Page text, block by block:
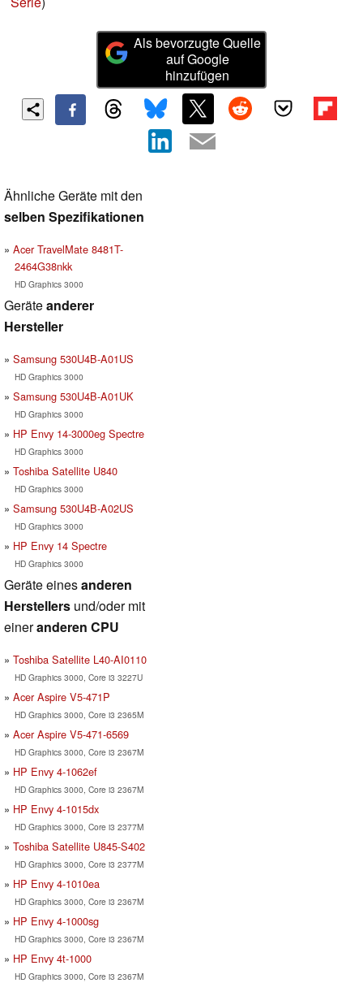
Als bevorzugte Quelle
auf Google
hinzufügen
Ähnliche Geräte mit den
selben Spezifikationen
Acer TravelMate 8481T-
2464G38nkk
HD Graphics 3000
Geräteanderer
Hersteller
Samsung 530U4B-A01US
HD Graphics 3000
Samsung 530U4B-A01UK
HD Graphics 3000
HP Envy 14-3000eg Spectre
HD Graphics 3000
Toshiba Satellite U840
HD Graphics 3000
Samsung 530U4B-A02US
HD Graphics 3000
HP Envy 14 Spectre
HD Graphics 3000
Geräte einesanderen
Herstellers und/oder mit
eineranderen CPU
Toshiba Satellite L40-AI0110
HD Graphics 3000, Core i3 3227U
Acer Aspire V5-471P
HD Graphics 3000, Core i3 2365M
Acer Aspire V5-471-6569
HD Graphics 3000, Core i3 2367M
HP Envy 4-1062ef
HD Graphics 3000, Core i3 2367M
HP Envy 4-1015dx
HD Graphics 3000, Core i3 2377M
Toshiba Satellite U845-S402
HD Graphics 3000, Core i3 2377M
HP Envy 4-1010ea
HD Graphics 3000, Core i3 2367M
HP Envy 4-1000sg
HD Graphics 3000, Core i3 2367M
HP Envy 4t-1000
HD Graphics 3000, Core i3 2367M